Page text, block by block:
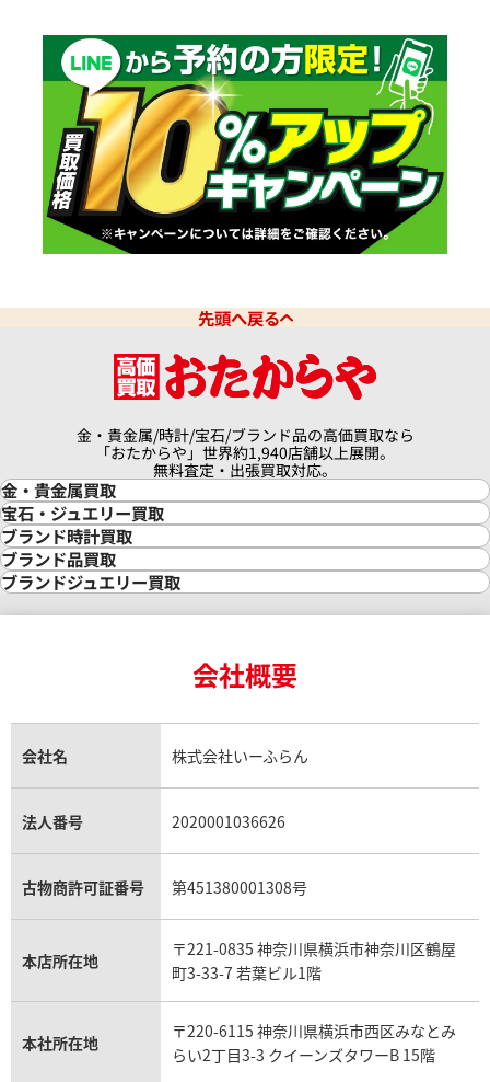
先頭へ戻る
金・貴金属/時計/宝石/ブランド品の高価買取なら
「おたからや」世界約1,940店舗以上展開。
無料査定・出張買取対応。
金・貴金属買取
金買取
金の相場価格情報
金の参考買取価格一覧
インゴット買取
インゴットの相場価格情報
24金買取
金貨買取
貴金属買取
銀・シルバー買取
パラジウム買取
宝石・ジュエリー買取
宝石・ジュエリー買取
ダイヤモンド買取
ダイヤモンド・宝石の参考価格一覧
リング・結婚指輪買取
エメラルド買取
トパーズ買取
タンザナイト買取
キャッツアイ買取
アクアマリン買取
ブランド時計買取
時計買取
ロレックス買取
ロレックス デイトナ買取
ロレックス サブマリーナー買取
ロレックス エクスプローラー買取
ロレックス デイトジャスト買取
パテック フィリップノーチラス買取
ヴァシュロン・コンスタンタン買取
オメガ買取
カルティエ買取
フランク ミュラー買取
リシャール・ミル買取
パネライ買取
チューダー（チュードル）買取
ブランド品買取
ブランド買取
シャネル マトラッセ買取
セリーヌ買取
プラダ買取
ブランドジュエリー買取
ヴァンクリーフ＆アーペル買取
ショーメ買取
ダミアーニ買取
モーブッサン買取
会社概要
会社名 株式会社いーふらん
法人番号 2020001036626
古物商許可証番号 第451380001308号
本店所在地
〒221-0835 神奈川県横浜市神奈川区鶴屋
町3-33-7 若葉ビル1階
本社所在地
〒220-6115 神奈川県横浜市西区みなとみ
らい2丁目3-3 クイーンズタワーB 15階